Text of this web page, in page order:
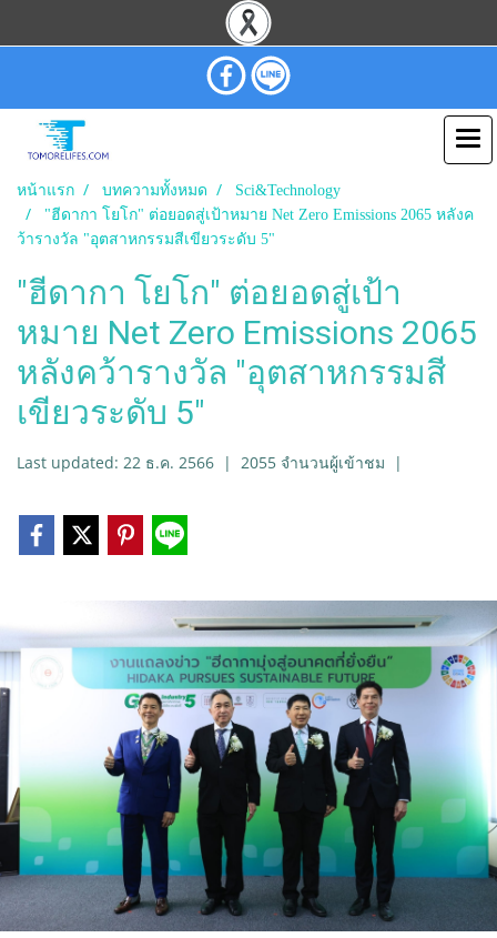
หน้าแรก บทความทั้งหมด
Sci&Technology
"ฮีดากา โยโก" ต่อยอดสู่เป้าหมาย Net Zero Emissions 2065 หลังค
ว้ารางวัล "อุตสาหกรรมสีเขียวระดับ 5"
"ฮีดากา โยโก" ต่อยอดสู่เป้า
หมาย Net Zero Emissions 2065
หลังคว้ารางวัล "อุตสาหกรรมสี
เขียวระดับ 5"
Last updated: 22 ธ.ค. 2566 | 2055 จำนวนผู้เข้าชม |